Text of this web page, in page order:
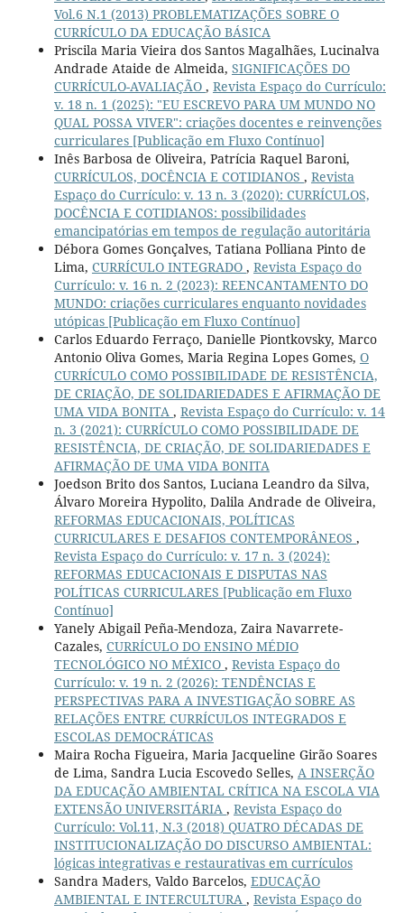
Vol.6 N.1 (2013) PROBLEMATIZAÇÕES SOBRE O
CURRÍCULO DA EDUCAÇÃO BÁSICA
Priscila Maria Vieira dos Santos Magalhães, Lucinalva
Andrade Ataide de Almeida, SIGNIFICAÇÕES DO
CURRÍCULO-AVALIAÇÃO , Revista Espaço do Currículo:
v. 18 n. 1 (2025): "EU ESCREVO PARA UM MUNDO NO
QUAL POSSA VIVER": criações docentes e reinvenções
curriculares [Publicação em Fluxo Contínuo]
Inês Barbosa de Oliveira, Patrícia Raquel Baroni,
CURRÍCULOS, DOCÊNCIA E COTIDIANOS , Revista
Espaço do Currículo: v. 13 n. 3 (2020): CURRÍCULOS,
DOCÊNCIA E COTIDIANOS: possibilidades
emancipatórias em tempos de regulação autoritária
Débora Gomes Gonçalves, Tatiana Polliana Pinto de
Lima, CURRÍCULO INTEGRADO , Revista Espaço do
Currículo: v. 16 n. 2 (2023): REENCANTAMENTO DO
MUNDO: criações curriculares enquanto novidades
utópicas [Publicação em Fluxo Contínuo]
Carlos Eduardo Ferraço, Danielle Piontkovsky, Marco
Antonio Oliva Gomes, Maria Regina Lopes Gomes, O
CURRÍCULO COMO POSSIBILIDADE DE RESISTÊNCIA,
DE CRIAÇÃO, DE SOLIDARIEDADES E AFIRMAÇÃO DE
UMA VIDA BONITA , Revista Espaço do Currículo: v. 14
n. 3 (2021): CURRÍCULO COMO POSSIBILIDADE DE
RESISTÊNCIA, DE CRIAÇÃO, DE SOLIDARIEDADES E
AFIRMAÇÃO DE UMA VIDA BONITA
Joedson Brito dos Santos, Luciana Leandro da Silva,
Álvaro Moreira Hypolito, Dalila Andrade de Oliveira,
REFORMAS EDUCACIONAIS, POLÍTICAS
CURRICULARES E DESAFIOS CONTEMPORÂNEOS ,
Revista Espaço do Currículo: v. 17 n. 3 (2024):
REFORMAS EDUCACIONAIS E DISPUTAS NAS
POLÍTICAS CURRICULARES [Publicação em Fluxo
Contínuo]
Yanely Abigail Peña-Mendoza, Zaira Navarrete-
Cazales, CURRÍCULO DO ENSINO MÉDIO
TECNOLÓGICO NO MÉXICO , Revista Espaço do
Currículo: v. 19 n. 2 (2026): TENDÊNCIAS E
PERSPECTIVAS PARA A INVESTIGAÇÃO SOBRE AS
RELAÇÕES ENTRE CURRÍCULOS INTEGRADOS E
ESCOLAS DEMOCRÁTICAS
Maira Rocha Figueira, Maria Jacqueline Girão Soares
de Lima, Sandra Lucia Escovedo Selles, A INSERÇÃO
DA EDUCAÇÃO AMBIENTAL CRÍTICA NA ESCOLA VIA
EXTENSÃO UNIVERSITÁRIA , Revista Espaço do
Currículo: Vol.11, N.3 (2018) QUATRO DÉCADAS DE
INSTITUCIONALIZAÇÃO DO DISCURSO AMBIENTAL:
lógicas integrativas e restaurativas em currículos
Sandra Maders, Valdo Barcelos, EDUCAÇÃO
AMBIENTAL E INTERCULTURA , Revista Espaço do